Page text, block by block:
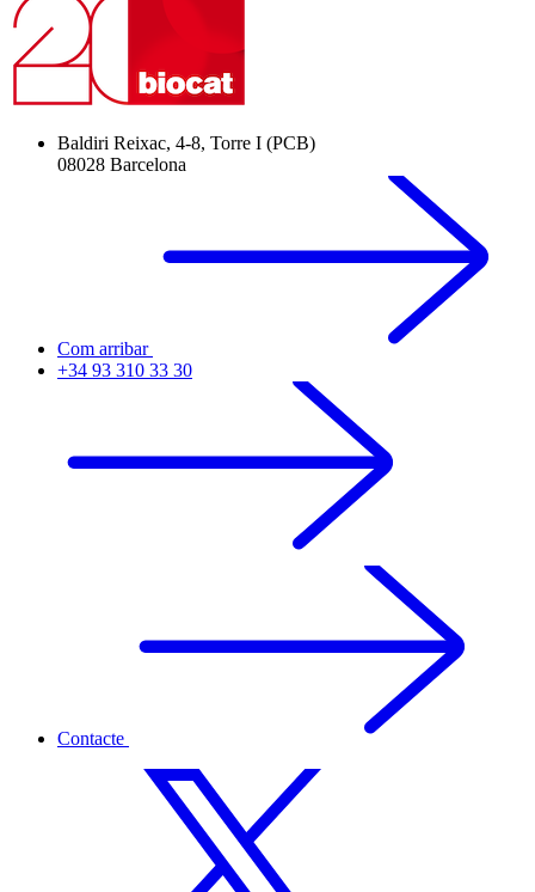
Baldiri Reixac, 4-8, Torre I (PCB)
08028 Barcelona
Com arribar
+34 93 310 33 30
Contacte